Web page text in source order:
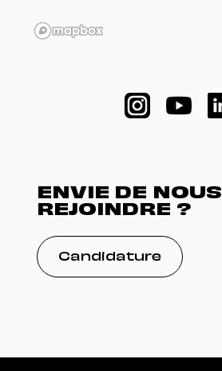
ENVIE DE NOUS
REJOINDRE ?
Candidature